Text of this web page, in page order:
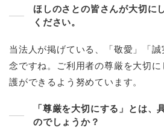
ほしのさとの皆さんが大切に
ください。
当法人が掲げている、「敬愛」「
念ですね。ご利用者の尊厳を大切
護ができるよう努めています。
「尊厳を大切にする」とは、
のでしょうか？